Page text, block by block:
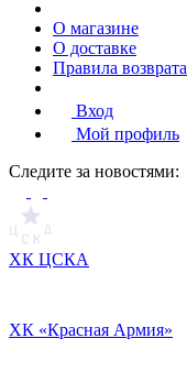
О магазине
О доставке
Правила возврата
Вход
Мой профиль
Cледите за новостями:
ХК ЦСКА
ХК «Красная Армия»